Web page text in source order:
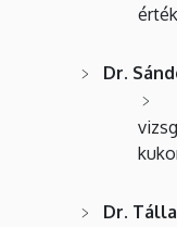
Dr.
Dr.